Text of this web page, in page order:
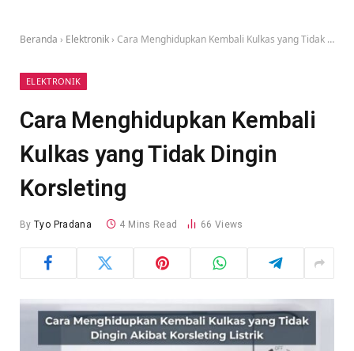
Beranda › Elektronik › Cara Menghidupkan Kembali Kulkas yang Tidak Dingin Korsleting
ELEKTRONIK
Cara Menghidupkan Kembali
Kulkas yang Tidak Dingin
Korsleting
By Tyo Pradana 4 Mins Read 66 Views